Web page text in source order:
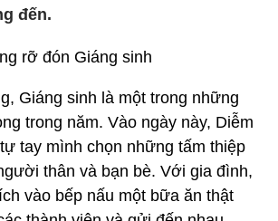
đến.
rỡ đón Giáng sinh
Giáng sinh là một trong những
trong năm. Vào ngày này, Diễm
tay mình chọn những tấm thiệp
thân và bạn bè. Với gia đình,
vào bếp nấu một bữa ăn thật